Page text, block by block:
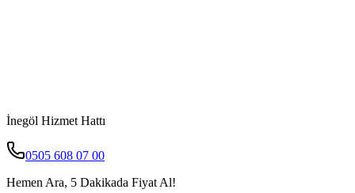
İnegöl Hizmet Hattı
0505 608 07 00
Hemen Ara, 5 Dakikada Fiyat Al!